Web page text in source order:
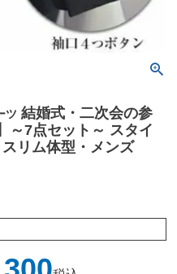
ツ 結婚式・二次会の参
～7点セット～ スタイ
リム体型・メンズ